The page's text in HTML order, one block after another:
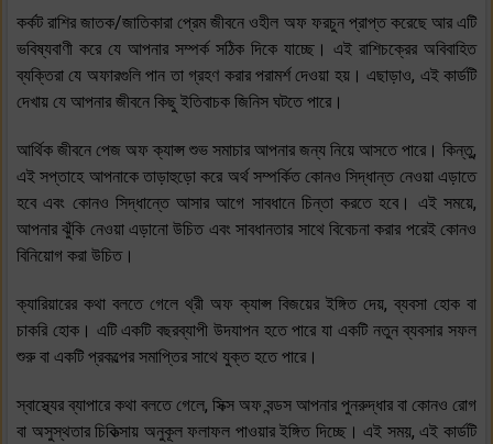
কর্কট রাশির জাতক/জাতিকারা প্রেম জীবনে ওহীল অফ ফরচুন প্রাপ্ত করেছে আর এটি
ভবিষ্যবাণী করে যে আপনার সম্পর্ক সঠিক দিকে যাচ্ছে। এই রাশিচক্রের অবিবাহিত
ব্যক্তিরা যে অফারগুলি পান তা গ্রহণ করার পরামর্শ দেওয়া হয়। এছাড়াও, এই কার্ডটি
দেখায় যে আপনার জীবনে কিছু ইতিবাচক জিনিস ঘটতে পারে।
আর্থিক জীবনে পেজ অফ ক্যাপ্স শুভ সমাচার আপনার জন্য নিয়ে আসতে পারে। কিন্তু,
এই সপ্তাহে আপনাকে তাড়াহুড়ো করে অর্থ সম্পর্কিত কোনও সিদ্ধান্ত নেওয়া এড়াতে
হবে এবং কোনও সিদ্ধান্তে আসার আগে সাবধানে চিন্তা করতে হবে। এই সময়ে,
আপনার ঝুঁকি নেওয়া এড়ানো উচিত এবং সাবধানতার সাথে বিবেচনা করার পরেই কোনও
বিনিয়োগ করা উচিত।
ক্যারিয়ারের কথা বলতে গেলে থ্রী অফ ক্যাপ্স বিজয়ের ইঙ্গিত দেয়, ব্যবসা হোক বা
চাকরি হোক। এটি একটি বছরব্যাপী উদযাপন হতে পারে যা একটি নতুন ব্যবসার সফল
শুরু বা একটি প্রকল্পের সমাপ্তির সাথে যুক্ত হতে পারে।
স্বাস্থ্যের ব্যাপারে কথা বলতে গেলে, সিক্স অফ বন্ডস আপনার পুনরুদ্ধার বা কোনও রোগ
বা অসুস্থতার চিকিত্সায় অনুকূল ফলাফল পাওয়ার ইঙ্গিত দিচ্ছে। এই সময়, এই কার্ডটি